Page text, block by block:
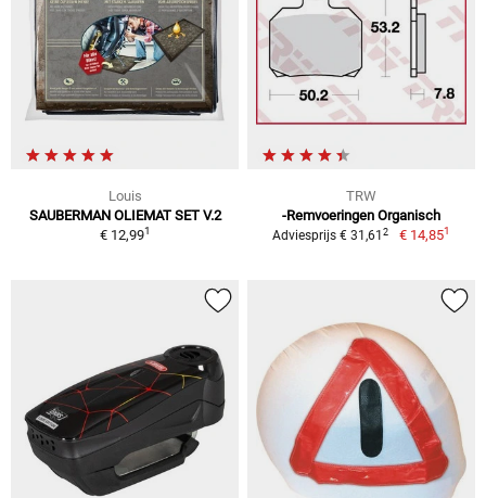
Louis
SAUBERMAN OLIEMAT SET V.2
€ 12,991
TRW
-Remvoeringen Organisch
Adviesprijs € 31,612 € 14,851